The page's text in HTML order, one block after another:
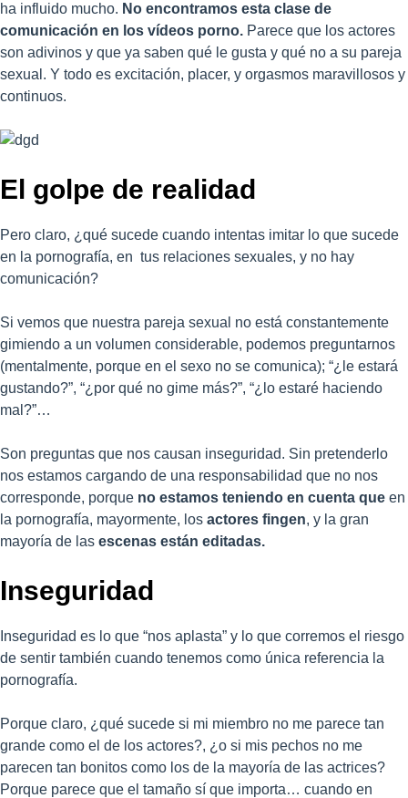
ha influido mucho. No encontramos esta clase de
comunicación en los vídeos porno. Parece que los actores
son adivinos y que ya saben qué le gusta y qué no a su pareja
sexual. Y todo es excitación, placer, y orgasmos maravillosos y
continuos.
El golpe de realidad
Pero claro, ¿qué sucede cuando intentas imitar lo que sucede
en la pornografía, en tus relaciones sexuales, y no hay
comunicación?
Si vemos que nuestra pareja sexual no está constantemente
gimiendo a un volumen considerable, podemos preguntarnos
(mentalmente, porque en el sexo no se comunica); “¿le estará
gustando?”, “¿por qué no gime más?”, “¿lo estaré haciendo
mal?”…
Son preguntas que nos causan inseguridad. Sin pretenderlo
nos estamos cargando de una responsabilidad que no nos
corresponde, porque no estamos teniendo en cuenta que en
la pornografía, mayormente, los actores fingen, y la gran
mayoría de las escenas están editadas.
Inseguridad
Inseguridad es lo que “nos aplasta” y lo que corremos el riesgo
de sentir también cuando tenemos como única referencia la
pornografía.
Porque claro, ¿qué sucede si mi miembro no me parece tan
grande como el de los actores?, ¿o si mis pechos no me
parecen tan bonitos como los de la mayoría de las actrices?
Porque parece que el tamaño sí que importa… cuando en